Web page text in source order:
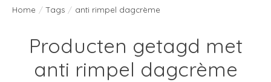
Home / Tags / anti rimpel dagcrème
Producten getagd met
anti rimpel dagcrème